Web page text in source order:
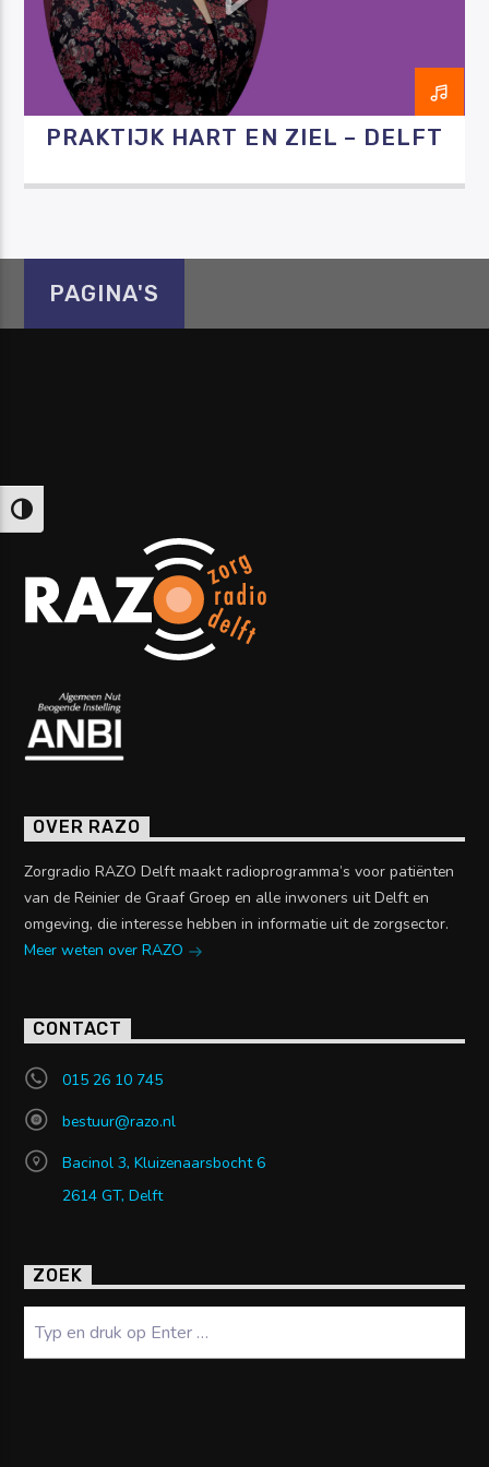
Keuze voor hoog contrast
Luister RAZO online
PRAKTIJK HART EN ZIEL – DELFT
PAGINA'S
OVER RAZO
Zorgradio RAZO Delft maakt radioprogramma’s voor patiënten
van de Reinier de Graaf Groep en alle inwoners uit Delft en
omgeving, die interesse hebben in informatie uit de zorgsector.
Meer weten over RAZO
CONTACT
015 26 10 745
bestuur@razo.nl
Bacinol 3, Kluizenaarsbocht 6
2614 GT, Delft
ZOEK